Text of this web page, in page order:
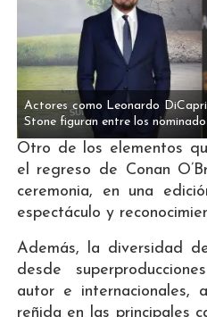
Actores como Leonardo
Stone figuran entre los
Otro de los elementos
el regreso de Conan
ceremonia, en una
espectáculo y
Además, la diversidad
desde
autor e internacionales,
reñida en las principales